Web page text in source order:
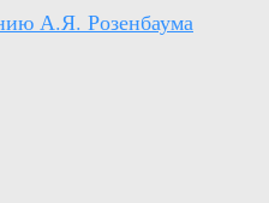
А.Я. Розенбаума